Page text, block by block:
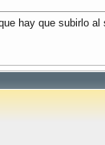
hay que subirlo